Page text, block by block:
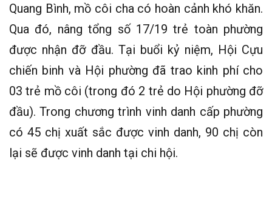
Quang Bình, mồ côi cha có hoàn cảnh khó khăn.
Qua đó, nâng tổng số 17/19 trẻ toàn phường
được nhận đỡ đầu. Tại buổi kỷ niệm, Hội Cựu
chiến binh và Hội phường đã trao kinh phí cho
03 trẻ mồ côi (trong đó 2 trẻ do Hội phường đỡ
đầu). Trong chương trình vinh danh cấp phường
có 45 chị xuất sắc được vinh danh, 90 chị còn
lại sẽ được vinh danh tại chi hội.